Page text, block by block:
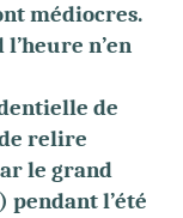
médiocres.
n’en
de
relire
le grand
pendant l’été